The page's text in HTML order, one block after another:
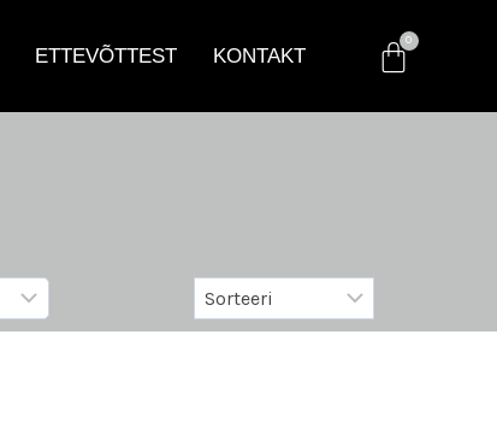
ETTEVÕTTEST KONTAKT